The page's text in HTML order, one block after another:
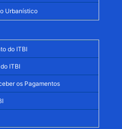
Urbanístico
do ITBI
ITBI
os Pagamentos